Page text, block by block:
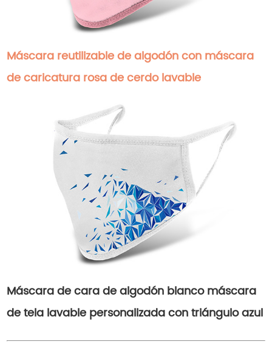
Máscara reutilizable de algodón con máscara
de caricatura rosa de cerdo lavable
Máscara de cara de algodón blanco máscara
de tela lavable personalizada con triángulo azul